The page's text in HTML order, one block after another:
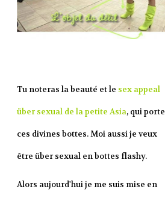
Tu noteras la beauté et le sex appeal
über sexual de la petite Asia, qui porte
ces divines bottes. Moi aussi je veux
être über sexual en bottes flashy.
Alors aujourd'hui je me suis mise en